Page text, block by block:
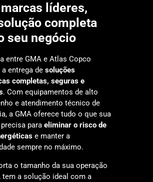
líderes,
completa
seu negócio
entre GMA e Atlas Copco
entrega de soluções
completas, seguras e
. Com equipamentos de alto
e atendimento técnico de
a GMA oferece tudo o que sua
para eliminar o risco de
e manter a
sempre no máximo.
o tamanho da sua operação
tem a solução ideal com a